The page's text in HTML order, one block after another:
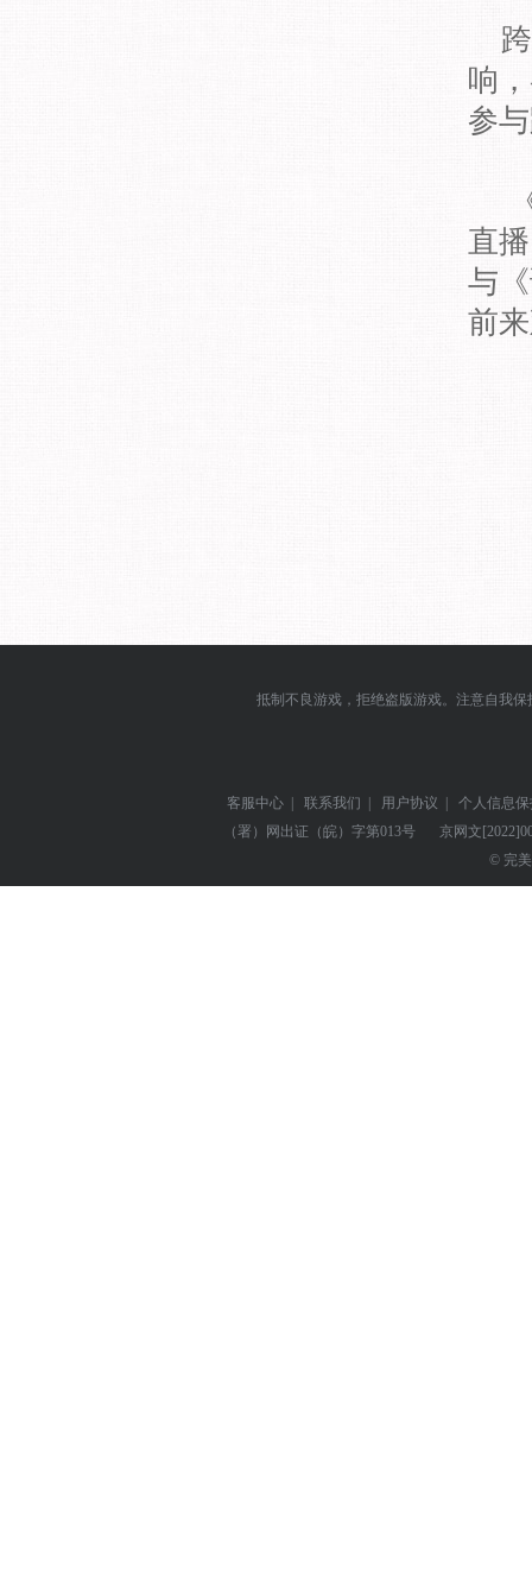
响
参
直
与
前
抵制不良游戏，拒绝盗版游戏。注意自我
客服中心 | 联系我们 | 用户协议 |
个人信息
（署）网出证（皖）字第013号
京网文
© 完美